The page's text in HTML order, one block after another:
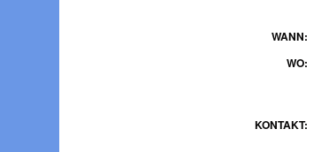
WANN:
WO:
KONTAKT: